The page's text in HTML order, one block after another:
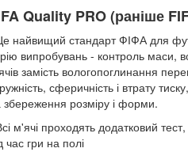
Quality PRO (раніше
найвищий стандарт ФІФА для
випробувань - контроль маси,
замість вологопоглинання
сферичність і втрату
збереження розміру і форми.
м'ячі проходять додатковий
час гри на полі